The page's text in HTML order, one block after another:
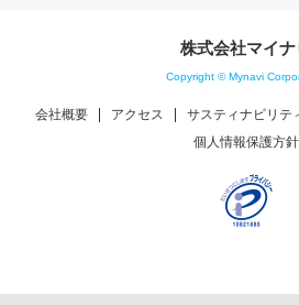
株式会社マイナ
Copyright © Mynavi
会社概要 アクセス サスティナビリテ
個人情報保護方針